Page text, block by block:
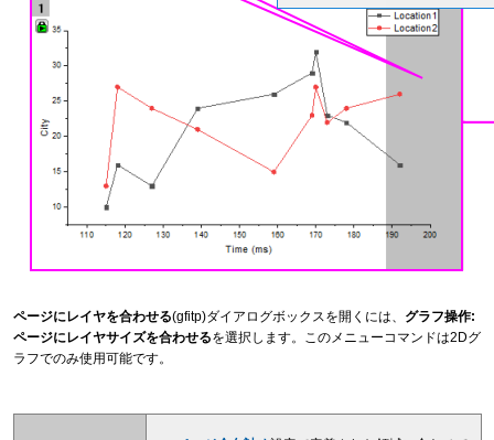
ページにレイヤを合わせる(gfitp)ダイアログボックスを開くには、 グラフ操作:
ページにレイヤサイズを合わせるを選択します。このメニューコマンドは2Dグ
ラフでのみ使用可能です。